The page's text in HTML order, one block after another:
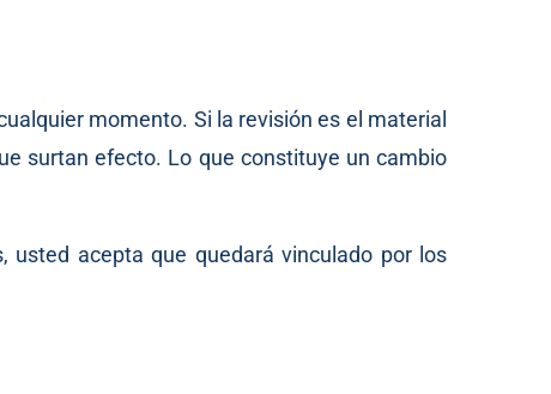
momento. Si la revisión es el material
surtan efecto. Lo que constituye un cambio
usted acepta que quedará vinculado por los